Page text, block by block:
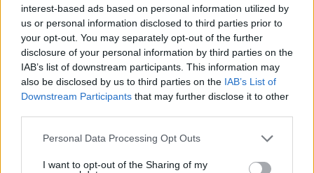
interest-based ads based on personal information utilized by
us or personal information disclosed to third parties prior to
your opt-out. You may separately opt-out of the further
disclosure of your personal information by third parties on the
IAB’s list of downstream participants. This information may
also be disclosed by us to third parties on the IAB’s List of
Downstream Participants that may further disclose it to other
Please note that this website/app uses one or more Google
not limited to your visit or usage behaviour. You may click to
Personal Data Processing Opt Outs
I want to opt-out of the Sharing of my
τηλεγραφήματά τους από τη Μικρά Ασία το 1921
08.08.2026, 10:26